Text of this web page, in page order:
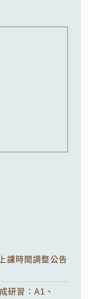
課時間調整公告
研習：A1、